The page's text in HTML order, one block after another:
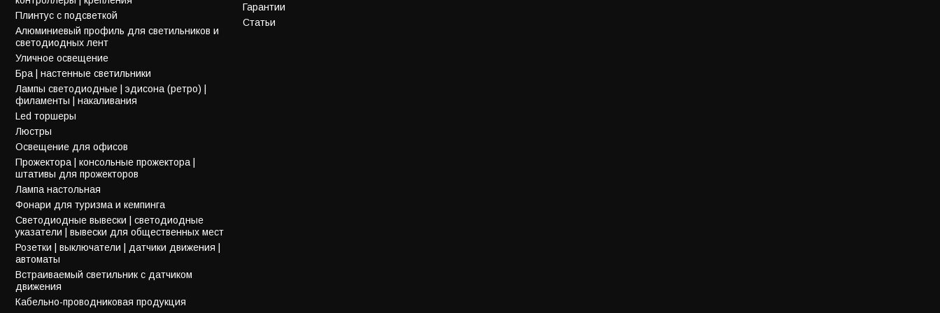
Плинтус с подсветкой
Алюминиевый профиль для светильников и
светодиодных лент
Уличное освещение
Бра | настенные светильники
Лампы светодиодные | эдисона (ретро) |
филаменты | накаливания
Led торшеры
Люстры
Освещение для офисов
Прожектора | консольные прожектора |
штативы для прожекторов
Лампа настольная
Фонари для туризма и кемпинга
Светодиодные вывески | светодиодные
указатели | вывески для общественных мест
Розетки | выключатели | датчики движения |
автоматы
Встраиваемый светильник с датчиком
движения
Кабельно-проводниковая продукция
Гарантии
Статьи